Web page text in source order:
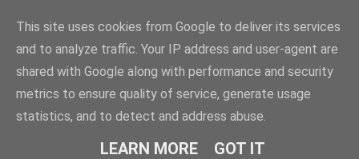
Passa ai contenuti principali
"DISLESSIA? IO TI CONOSCO" -
informazioni, approfondimenti e storie.
This site uses cookies from Google to deliver its services
and to analyze traffic. Your IP address and user-agent are
shared with Google along with performance and security
metrics to ensure quality of service, generate usage
statistics, and to detect and address abuse.
LEARN MORE GOT IT